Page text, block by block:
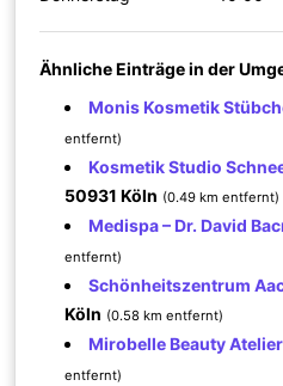
Ähnliche Einträge in der
Monis Kosmetik
entfernt)
Kosmetik Studio
50931 Köln (0.49 km entfernt)
Medispa – Dr. David
entfernt)
Schönheitszentrum
Köln (0.58 km entfernt)
Mirobelle Beauty Atelier
entfernt)